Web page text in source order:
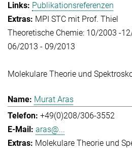
Publikationsreferenzen
MPI STC mit Prof. Thiel
Theoretische Chemie: 10/2003 -
06/2013 - 09/2013
Molekulare Theorie und
Murat Aras
+49(0)208/306-3552
aras@...
Molekulare Theorie und